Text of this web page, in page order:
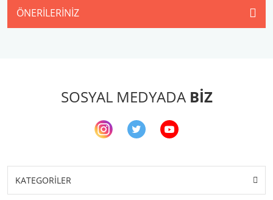
ÖNERILERINIZ
SOSYAL MEDYADA BİZ
KATEGORİLER